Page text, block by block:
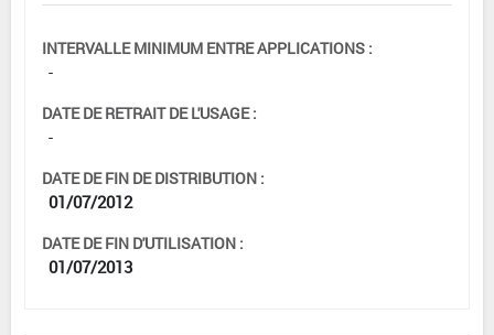
INTERVALLE MINIMUM ENTRE APPLICATIONS :
-
DATE DE RETRAIT DE L'USAGE :
-
DATE DE FIN DE DISTRIBUTION :
01/07/2012
DATE DE FIN D'UTILISATION :
01/07/2013